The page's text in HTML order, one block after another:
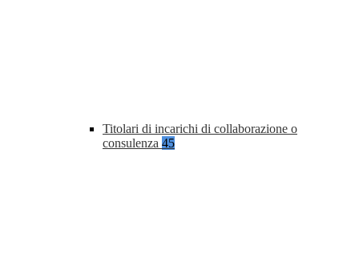
Titolari di incarichi di collaborazione o
consulenza 45